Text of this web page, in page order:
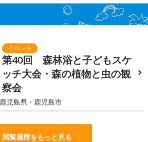
第40回 森林浴と子どもスケ
ッチ大会・森の植物と虫の観
察会
鹿児島県・鹿児島市
閲覧履歴をもっと見る